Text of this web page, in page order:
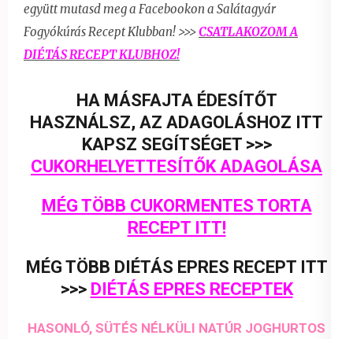
együtt mutasd meg a Facebookon a Salátagyár
Fogyókúrás Recept Klubban! >>>CSATLAKOZOM A
DIÉTÁS RECEPT KLUBHOZ!
HA MÁSFAJTA ÉDESÍTŐT
HASZNÁLSZ, AZ ADAGOLÁSHOZ ITT
KAPSZ SEGÍTSÉGET >>>
CUKORHELYETTESÍTŐK ADAGOLÁSA
MÉG TÖBB CUKORMENTES TORTA
RECEPT ITT!
MÉG TÖBB DIÉTÁS EPRES RECEPT ITT
>>> DIÉTÁS EPRES RECEPTEK
HASONLÓ, SÜTÉS NÉLKÜLI NATÚR JOGHURTOS